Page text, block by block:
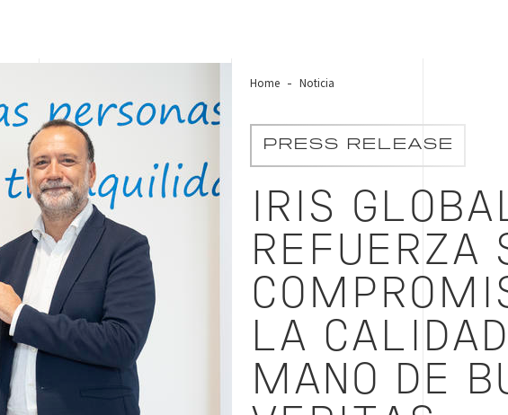
Home Noticia
PRESS RELEASE
IRIS
REFUERZA
LA
MANO DE